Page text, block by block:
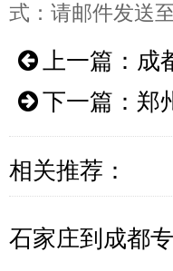
式：请邮件发送
上一篇： 成
下一篇： 郑
相关推荐：
石家庄到成都